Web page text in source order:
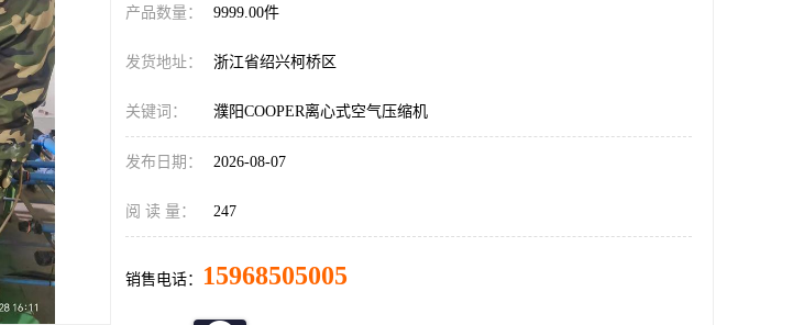
产品数量： 9999.00件
发货地址： 浙江省绍兴柯桥区
关键词： 濮阳COOPER离心式空气压缩机
发布日期： 2026-08-07
阅 读 量： 247
销售电话： 15968505005